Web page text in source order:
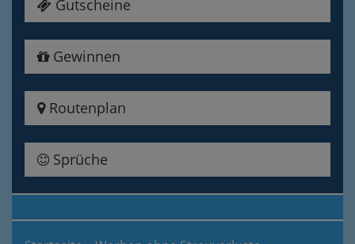
Gutscheine
Gewinnen
Routenplan
Sprüche